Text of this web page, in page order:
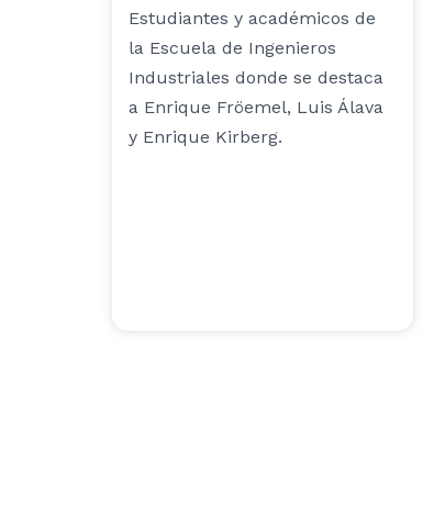
Estudiantes y académicos de
la Escuela de Ingenieros
Industriales donde se destaca
a Enrique Fröemel, Luis Álava
y Enrique Kirberg.